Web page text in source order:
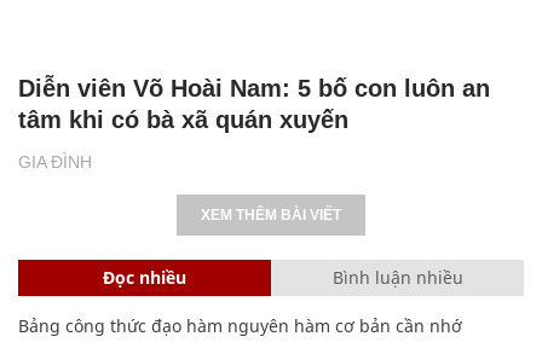
GIA ĐÌNH
Diễn viên Võ Hoài Nam: 5 bố con luôn an
tâm khi có bà xã quán xuyến
XEM THÊM BÀI VIẾT
Đọc nhiều Bình luận nhiều
Bảng công thức đạo hàm nguyên hàm cơ bản cần nhớ